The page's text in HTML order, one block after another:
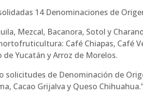
14 Denominaciones de
Mezcal, Bacanora, Sotol y
Café Chiapas, Café
de Yucatán y Arroz de Morelos.
solicitudes de Denominación de
Cacao Grijalva y Queso